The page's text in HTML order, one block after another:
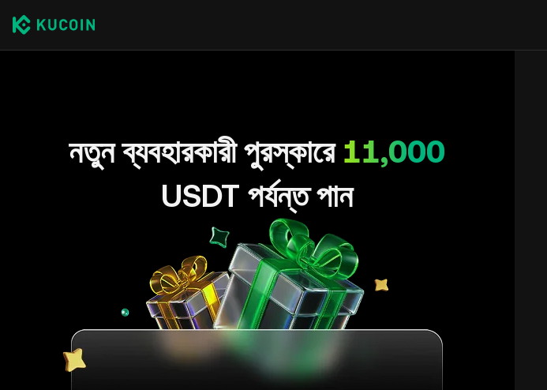
নতুন ব্যবহারকারী পুরস্কারে 11,000
USDT পর্যন্ত পান